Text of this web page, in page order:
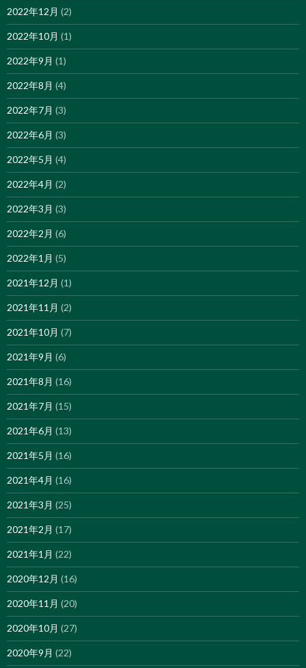
2022年12月 (2)
2022年10月 (1)
2022年9月 (1)
2022年8月 (4)
2022年7月 (3)
2022年6月 (3)
2022年5月 (4)
2022年4月 (2)
2022年3月 (3)
2022年2月 (6)
2022年1月 (5)
2021年12月 (1)
2021年11月 (2)
2021年10月 (7)
2021年9月 (6)
2021年8月 (16)
2021年7月 (15)
2021年6月 (13)
2021年5月 (16)
2021年4月 (16)
2021年3月 (25)
2021年2月 (17)
2021年1月 (22)
2020年12月 (16)
2020年11月 (20)
2020年10月 (27)
2020年9月 (22)